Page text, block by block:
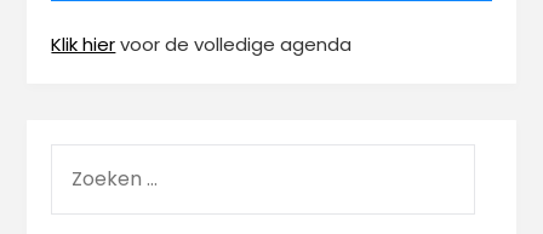
Klik hiervoor de volledige agenda